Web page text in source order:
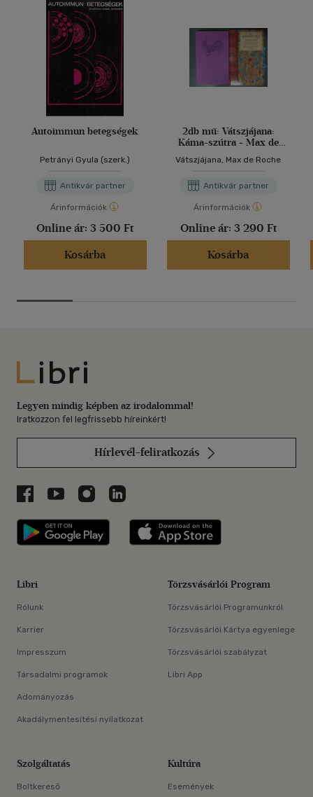
Autoimmun betegségek
Petrányi Gyula (szerk.)
Antikvár partner
Árinformációk
Online ár: 3 500 Ft
Kosárba
2db mű: Vátszjájana:
Káma-szútra + Max de
Vátszjájana, Max de Roche
Antikvár partner
Árinformációk
Online ár: 3 290 Ft
Kosárba
Libri
Legyen mindig képben az irodalommal!
Iratkozzon fel legfrissebb híreinkért!
Hírlevél-feliratkozás
Libri a Facebookon
Libri a Youtube-on
Libri az Instagramon
Libri a LinkedInen
Libri applikáció Szerezd meg: Google
Libri
Rólunk
Karrier
Impresszum
Társadalmi programok
Adományozás
Akadálymentesítési nyilatkozat
Törzsvásárlói Program
Törzsvásárlói Programunkról
Törzsvásárlói Kártya egyenlege
Törzsvásárlói szabályzat
Libri App
Szolgáltatás
Boltkereső
Kultúra
Események